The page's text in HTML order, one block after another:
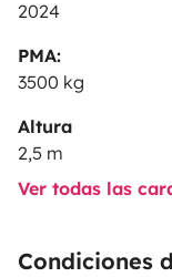
2024
PMA:
3500 kg
Altura
2,5 m
Ver todas las
Condiciones